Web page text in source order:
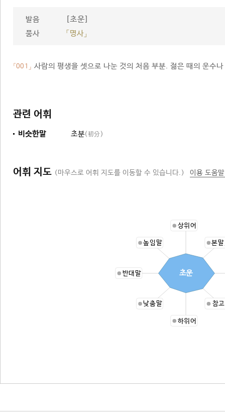
발음 [초운]
품사 「명사」
「001」 사람의 평생을 셋으로 나눈 것의 처음 부분. 젊은 때의 운수
관련 어휘
비슷한말 초분(初分)
어휘 지도 (마우스로 어휘 지도를 이동할 수 있습니다.) 이용 도움
상위어
본
참
하위어
낮춤말
반대말
높임말
초운